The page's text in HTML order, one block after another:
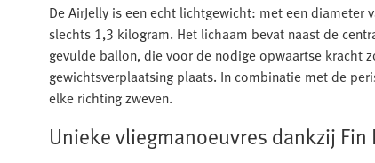
De AirJelly is een echt lichtgewicht: met een
slechts 1,3 kilogram. Het lichaam bevat naast de
gevulde ballon, die voor de nodige opwaartse kracht
gewichtsverplaatsing plaats. In combinatie met de
elke richting zweven.
Unieke vliegmanoeuvres dankzij